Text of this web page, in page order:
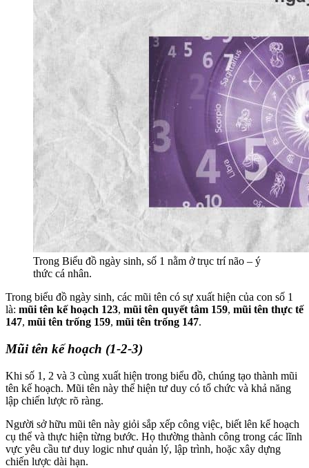
Trong Biểu đồ ngày sinh, số 1 nằm ở trục trí não – ý
thức cá nhân.
Trong biểu đồ ngày sinh, các mũi tên có sự xuất hiện của con số 1
là: mũi tên kế hoạch 123, mũi tên quyết tâm 159, mũi tên thực tế
147, mũi tên trống 159, mũi tên trống 147.
Mũi tên kế hoạch (1-2-3)
Khi số 1, 2 và 3 cùng xuất hiện trong biểu đồ, chúng tạo thành mũi
tên kế hoạch. Mũi tên này thể hiện tư duy có tổ chức và khả năng
lập chiến lược rõ ràng.
Người sở hữu mũi tên này giỏi sắp xếp công việc, biết lên kế hoạch
cụ thể và thực hiện từng bước. Họ thường thành công trong các lĩnh
vực yêu cầu tư duy logic như quản lý, lập trình, hoặc xây dựng
chiến lược dài hạn.